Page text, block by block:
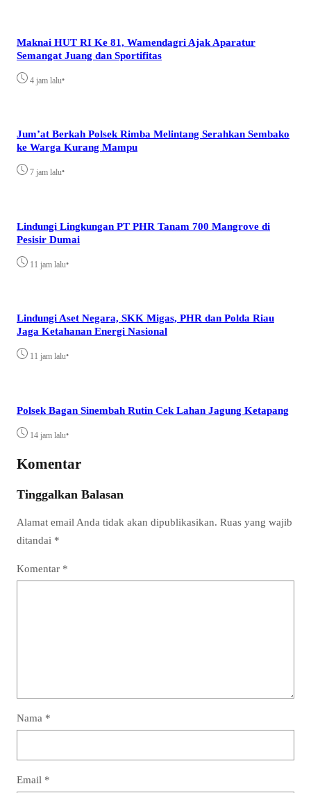
Maknai HUT RI Ke 81, Wamendagri Ajak Aparatur
Semangat Juang dan Sportifitas
4 jam lalu•
Jum’at Berkah Polsek Rimba Melintang Serahkan Sembako
ke Warga Kurang Mampu
7 jam lalu•
Lindungi Lingkungan PT PHR Tanam 700 Mangrove di
Pesisir Dumai
11 jam lalu•
Lindungi Aset Negara, SKK Migas, PHR dan Polda Riau
Jaga Ketahanan Energi Nasional
11 jam lalu•
Polsek Bagan Sinembah Rutin Cek Lahan Jagung Ketapang
14 jam lalu•
Komentar
Tinggalkan Balasan
Alamat email Anda tidak akan dipublikasikan. Ruas yang wajib
ditandai *
Komentar *
Nama *
Email *